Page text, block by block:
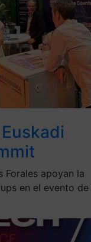
Forales apoyan la
en el evento de